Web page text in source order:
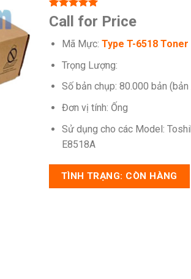
5.00 trên 5
dựa trên
1
Call for Price
Mã Mực: Type T-6518 Toner
Trọng Lượng:
Số bản chụp: 80.000 bản
Đơn vị tính: Ống
Sử dụng cho các Model:
E8518A
TÌNH TRẠNG: CÒN HÀNG